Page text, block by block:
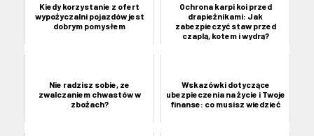
Kiedy korzystanie z ofert
wypożyczalni pojazdów jest
dobrym pomysłem
Ochrona karpi koi przed
drapieżnikami: Jak
zabezpieczyć staw przed
czaplą, kotem i wydrą?
Nie radzisz sobie, ze
zwalczaniem chwastów w
zbożach?
Wskazówki dotyczące
ubezpieczenia na życie i Twoje
finanse: co musisz wiedzieć